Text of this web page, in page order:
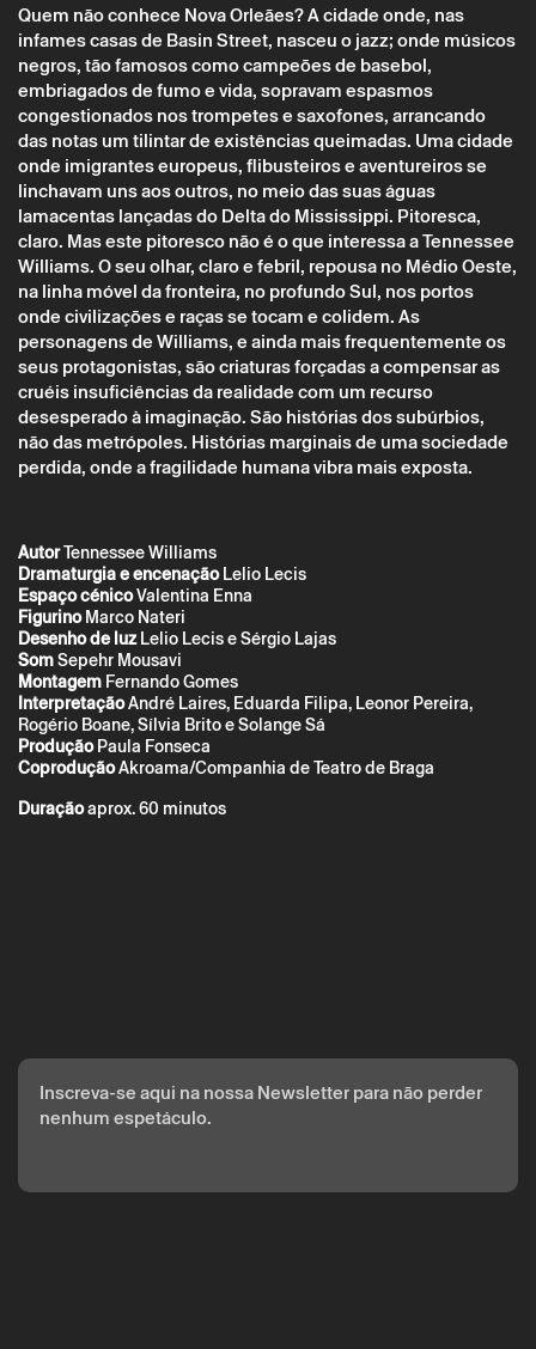
Quem não conhece Nova Orleães? A cidade onde, nas
infames casas de Basin Street, nasceu o jazz; onde músicos
negros, tão famosos como campeões de basebol,
embriagados de fumo e vida, sopravam espasmos
congestionados nos trompetes e saxofones, arrancando
das notas um tilintar de existências queimadas. Uma cidade
onde imigrantes europeus, flibusteiros e aventureiros se
linchavam uns aos outros, no meio das suas águas
lamacentas lançadas do Delta do Mississippi. Pitoresca,
claro. Mas este pitoresco não é o que interessa a Tennessee
Williams. O seu olhar, claro e febril, repousa no Médio Oeste,
na linha móvel da fronteira, no profundo Sul, nos portos
onde civilizações e raças se tocam e colidem. As
personagens de Williams, e ainda mais frequentemente os
seus protagonistas, são criaturas forçadas a compensar as
cruéis insuficiências da realidade com um recurso
desesperado à imaginação. São histórias dos subúrbios,
não das metrópoles. Histórias marginais de uma sociedade
perdida, onde a fragilidade humana vibra mais exposta.
AutorTennessee Williams
Dramaturgia e encenaçãoLelio Lecis
Espaço cénicoValentina Enna
FigurinoMarco Nateri
Desenho de luzLelio Lecis e Sérgio Lajas
SomSepehr Mousavi
Montagem Fernando Gomes
InterpretaçãoAndré Laires, Eduarda Filipa, Leonor Pereira,
Rogério Boane, Sílvia Brito e Solange Sá
ProduçãoPaula Fonseca
CoproduçãoAkroama/Companhia de Teatro de Braga
Duraçãoaprox. 60 minutos
Inscreva-se aqui na nossa Newsletter para não perder
nenhum espetáculo.
Terça 12 maio→Teatro
3 peças curtas de Tennessee Williams (mai
2026) (CTB)
CTB
A reserva só é válida após confirmação da parte do Theatro
Circo enviada por correio eletrónico.
Os seus dados pessoais serão tratados pelo Theatro Circo
com base no seu consentimento.
Ao submeter os seus dados, concorda com os termos
definidos na Política de Privacidade.
* campos de preenchimento obrigatório.